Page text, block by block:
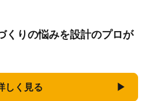
くりの悩みを設計のプロが
しく見る